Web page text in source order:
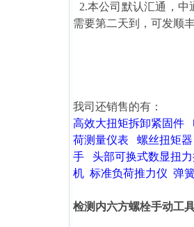
2.本公司默认汇通，
需要第二天到，可发顺
我司还销售的有：
高效大扭矩拆卸紧固件
荷测量仪表
螺丝扭矩器
手
头部可换式数显扭
机 标准负荷推力仪 弹
检测内六方螺栓手动工